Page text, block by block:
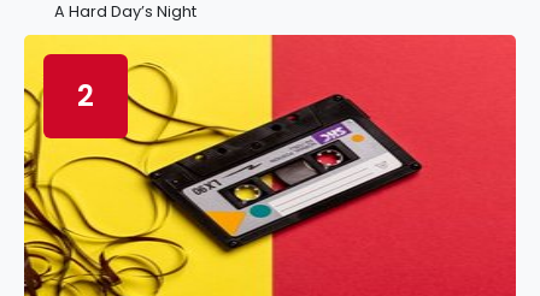
A Hard Day’s Night
2